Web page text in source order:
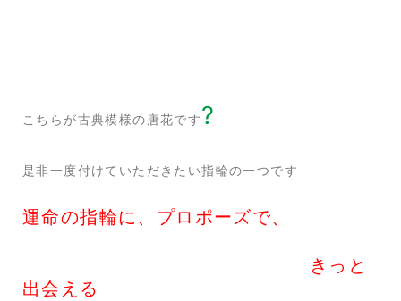
こちらが古典模様の唐花です?
是非一度付けていただきたい指輪の一つです
運命の指輪に、プロポーズで、
きっと
出会える